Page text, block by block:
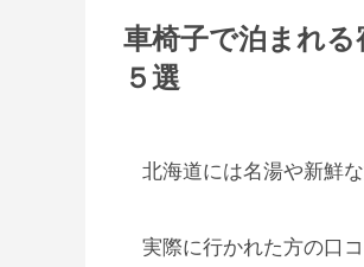
車椅子で泊まれ
５選
北海道には名湯や新鮮
実際に行かれた方の口